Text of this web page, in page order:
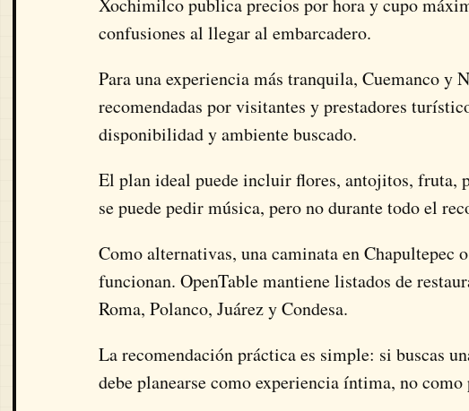
Xochimilco publica precios por hora y cupo
confusiones al llegar al embarcadero.
Para una experiencia más tranquila, Cuemanco y
recomendadas por visitantes y prestadores
disponibilidad y ambiente buscado.
El plan ideal puede incluir flores, antojitos, fruta,
se puede pedir música, pero no durante todo el
Como alternativas, una caminata en Chapultepec
funcionan. OpenTable mantiene listados de
Roma, Polanco, Juárez y Condesa.
La recomendación práctica es simple: si buscas
debe planearse como experiencia íntima, no